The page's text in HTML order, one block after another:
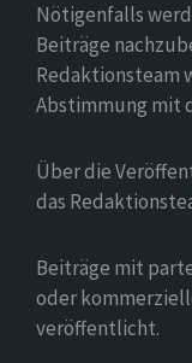
Nötigenfalls
Beiträge
Redaktionsteam
Abstimmung mit
Über die
das
Beiträge mit
oder
veröffentlicht.